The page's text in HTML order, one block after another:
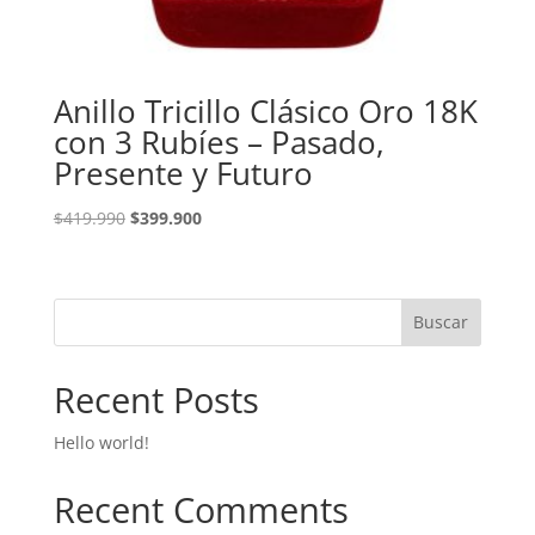
Anillo Tricillo Clásico Oro 18K
con 3 Rubíes – Pasado,
Presente y Futuro
$419.990 El
era:
$399.900El
es:
Buscar
Recent Posts
Hello world!
Recent Comments